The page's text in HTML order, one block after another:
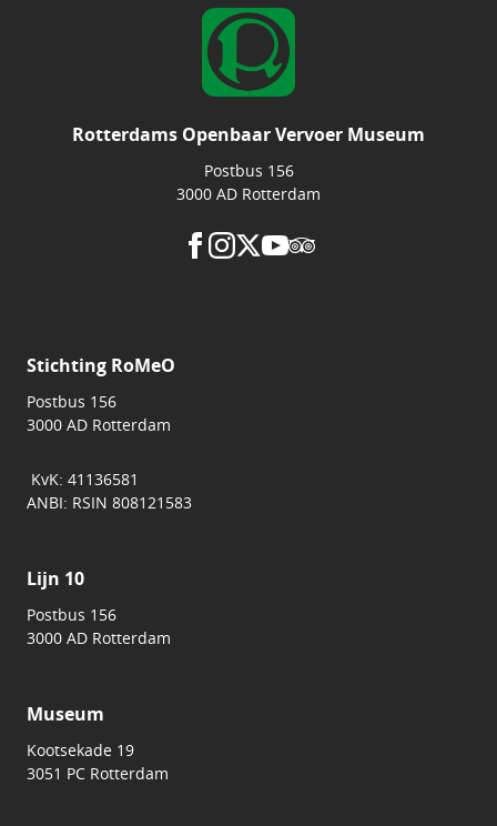
Rotterdams Openbaar Vervoer Museum
Postbus 156
3000 AD Rotterdam
Stichting RoMeO
Postbus 156
3000 AD Rotterdam
KvK: 41136581
ANBI: RSIN 808121583
Lijn 10
Postbus 156
3000 AD Rotterdam
Museum
Kootsekade 19
3051 PC Rotterdam